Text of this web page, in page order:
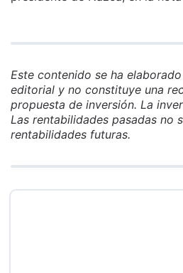
Este contenido se ha
editorial y no constituye una
propuesta de inversión. La
Las rentabilidades pasadas no
rentabilidades futuras.